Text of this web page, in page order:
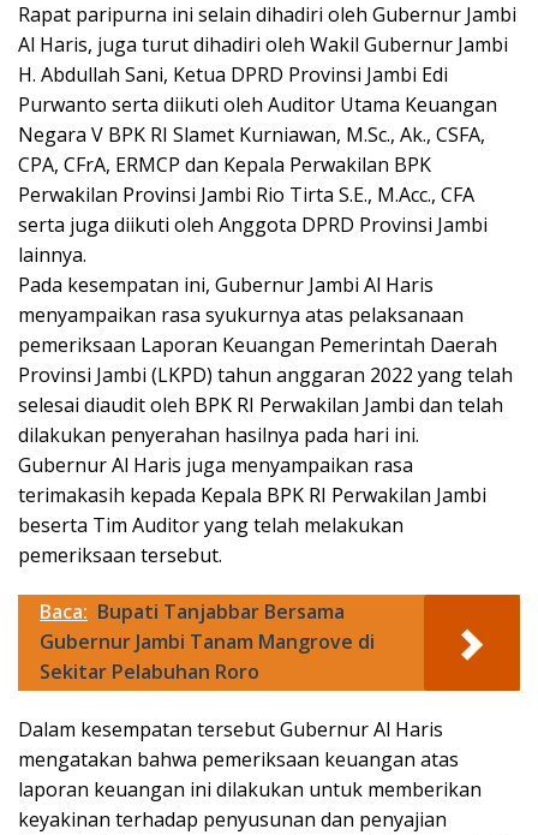
Rapat paripurna ini selain dihadiri oleh Gubernur Jambi
Al Haris, juga turut dihadiri oleh Wakil Gubernur Jambi
H. Abdullah Sani, Ketua DPRD Provinsi Jambi Edi
Purwanto serta diikuti oleh Auditor Utama Keuangan
Negara V BPK RI Slamet Kurniawan, M.Sc., Ak., CSFA,
CPA, CFrA, ERMCP dan Kepala Perwakilan BPK
Perwakilan Provinsi Jambi Rio Tirta S.E., M.Acc., CFA
serta juga diikuti oleh Anggota DPRD Provinsi Jambi
lainnya.
Pada kesempatan ini, Gubernur Jambi Al Haris
menyampaikan rasa syukurnya atas pelaksanaan
pemeriksaan Laporan Keuangan Pemerintah Daerah
Provinsi Jambi (LKPD) tahun anggaran 2022 yang telah
selesai diaudit oleh BPK RI Perwakilan Jambi dan telah
dilakukan penyerahan hasilnya pada hari ini.
Gubernur Al Haris juga menyampaikan rasa
terimakasih kepada Kepala BPK RI Perwakilan Jambi
beserta Tim Auditor yang telah melakukan
pemeriksaan tersebut.
Baca: Bupati Tanjabbar Bersama
Gubernur Jambi Tanam Mangrove di
Sekitar Pelabuhan Roro
Dalam kesempatan tersebut Gubernur Al Haris
mengatakan bahwa pemeriksaan keuangan atas
laporan keuangan ini dilakukan untuk memberikan
keyakinan terhadap penyusunan dan penyajian